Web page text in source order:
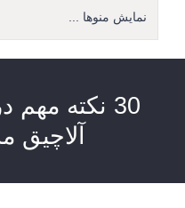
نمایش منوها ...
30 نکته